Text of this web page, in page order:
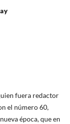
fuera redactor
el número 60,
época, que en